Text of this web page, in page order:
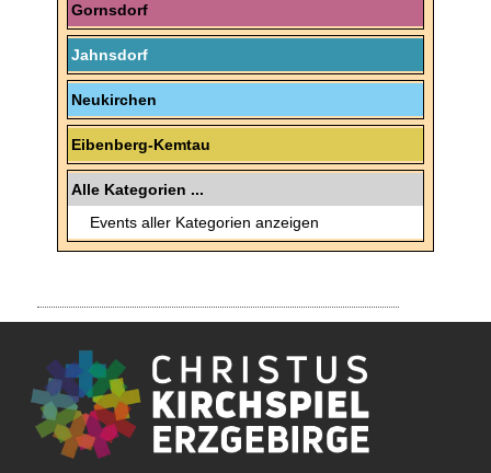
Gornsdorf
Jahnsdorf
Neukirchen
Eibenberg-Kemtau
Alle Kategorien ...
Events aller Kategorien anzeigen